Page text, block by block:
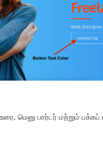
மெனு பார்டர் மற்றும் பக்கப்